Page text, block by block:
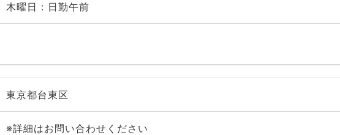
木曜日 : 日勤午前
東京都台東区
※詳細はお問い合わせください